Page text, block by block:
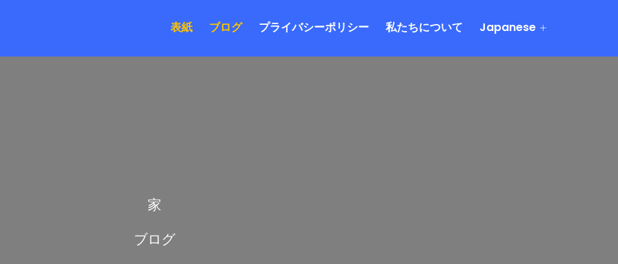
表紙 ブログ プライバシーポリシー 私たちについて Japanese
家
ブログ